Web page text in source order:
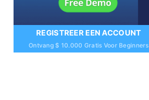
REGISTREER EEN ACCOUNT
Ontvang $ 10.000 Gratis Voor Beginners